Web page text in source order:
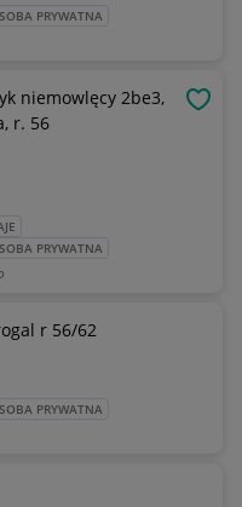
PRYWATNA
niemowlęcy 2be3,
r. 56
PRYWATNA
r 56/62
PRYWATNA